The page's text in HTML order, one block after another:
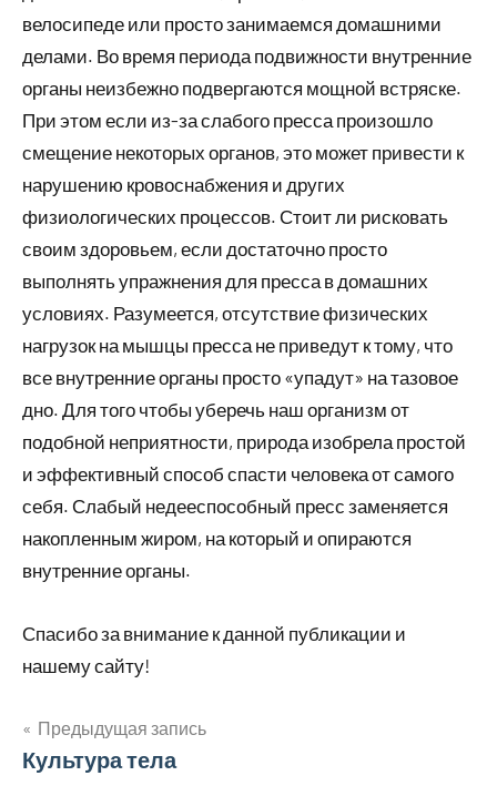
велосипеде или просто занимаемся домашними
делами. Во время периода подвижности внутренние
органы неизбежно подвергаются мощной встряске.
При этом если из-за слабого пресса произошло
смещение некоторых органов, это может привести к
нарушению кровоснабжения и других
физиологических процессов. Стоит ли рисковать
своим здоровьем, если достаточно просто
выполнять упражнения для пресса в домашних
условиях. Разумеется, отсутствие физических
нагрузок на мышцы пресса не приведут к тому, что
все внутренние органы просто «упадут» на тазовое
дно. Для того чтобы уберечь наш организм от
подобной неприятности, природа изобрела простой
и эффективный способ спасти человека от самого
себя. Слабый недееспособный пресс заменяется
накопленным жиром, на который и опираются
внутренние органы.
Спасибо за внимание к данной публикации и
нашему сайту!
Навигация
Предыдущая запись
Культура тела